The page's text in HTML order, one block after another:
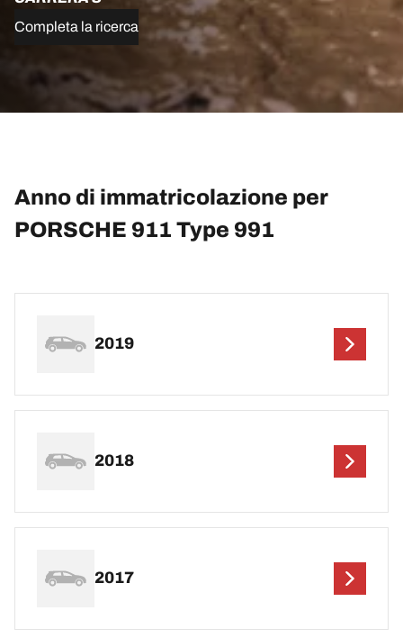
Completa la ricerca
Anno di immatricolazione per
PORSCHE 911 Type 991
2019
2018
2017